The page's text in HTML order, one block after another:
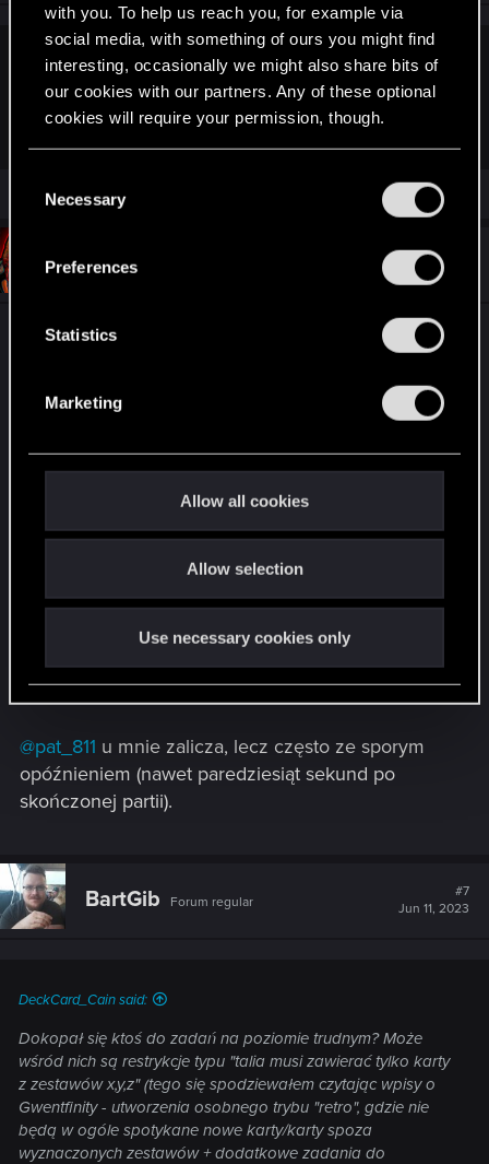
with you. To help us reach you, for example via
social media, with something of ours you might find
interesting, occasionally we might also share bits of
our cookies with our partners. Any of these optional
cookies will require your permission, though.
and tweak your preferences regarding them in the
Necessary
Preferences
Statistics
Marketing
Allow all cookies
Allow selection
Use necessary cookies only
Iorweth15 said:
Szkoda, że nie zalicza zadań z cyklu letniego. Przynajmniej
DeckCard_Cain
Jun 8, 2023
Macie jakieś pomysły na talię pod obecny tryb
moich ulubieńszych. Ciekawe, czy Podwójna
Stawka jest już naprawiona i faktycznie
Dokopał się ktoś do zadań na poziomie trudnym?
Może wśród nich są restrykcje typu "talia musi
spodziewałem czytając wpisy o Gwentfinity -
utworzenia osobnego trybu "retro", gdzie nie będą
w ogóle spotykane nowe karty/karty spoza
wyznaczonych zestawów + dodatkowe zadania do
grindowania).
@pat_811 u mnie zalicza, lecz często ze sporym
opóźnieniem (nawet paredziesiąt sekund po
skończonej partii).
BartGib Forum regular
#7
Jun 11, 2023
DeckCard_Cain said:
Dokopał się ktoś do zadań na poziomie trudnym? Może
wśród nich są restrykcje typu "talia musi zawierać tylko karty
z zestawów x,y,z" (tego się spodziewałem czytając wpisy o
Gwentfinity - utworzenia osobnego trybu "retro", gdzie nie
będą w ogóle spotykane nowe karty/karty spoza
wyznaczonych zestawów + dodatkowe zadania do